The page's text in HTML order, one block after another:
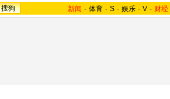
搜狗 新闻 - 体育 - S - 娱乐 - V - 财经